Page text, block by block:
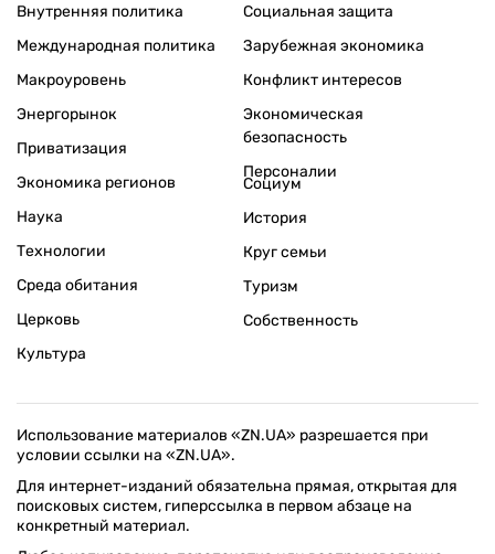
Внутренняя политика
Международная политика
Макроуровень
Энергорынок
Приватизация
Экономика регионов
Социальная защита
Зарубежная экономика
Конфликт интересов
Экономическая
безопасность
Персоналии
Наука
Технологии
Среда обитания
Церковь
Культура
Социум
История
Круг семьи
Туризм
Собственность
Использование материалов «ZN.UA» разрешается при
условии ссылки на «ZN.UA».
Для интернет-изданий обязательна прямая, открытая для
поисковых систем, гиперссылка в первом абзаце на
конкретный материал.